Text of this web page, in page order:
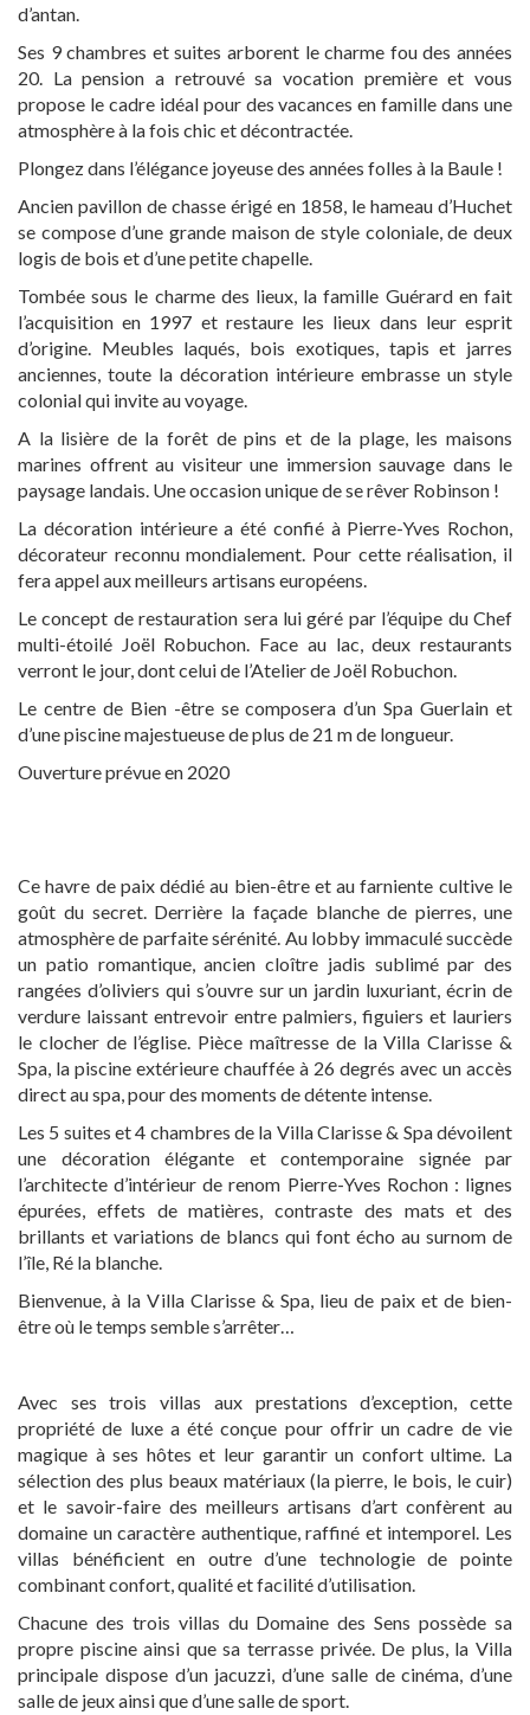
d’antan.
Ses 9 chambres et suites arborent le charme fou des années
20. La pension a retrouvé sa vocation première et vous
propose le cadre idéal pour des vacances en famille dans une
atmosphère à la fois chic et décontractée.
Plongez dans l’élégance joyeuse des années folles à la Baule !
Ancien pavillon de chasse érigé en 1858, le hameau d’Huchet
se compose d’une grande maison de style coloniale, de deux
logis de bois et d’une petite chapelle.
Tombée sous le charme des lieux, la famille Guérard en fait
l’acquisition en 1997 et restaure les lieux dans leur esprit
d’origine. Meubles laqués, bois exotiques, tapis et jarres
anciennes, toute la décoration intérieure embrasse un style
colonial qui invite au voyage.
A la lisière de la forêt de pins et de la plage, les maisons
marines offrent au visiteur une immersion sauvage dans le
paysage landais. Une occasion unique de se rêver Robinson !
La décoration intérieure a été confié à Pierre-Yves Rochon,
décorateur reconnu mondialement. Pour cette réalisation, il
fera appel aux meilleurs artisans européens.
Le concept de restauration sera lui géré par l’équipe du Chef
multi-étoilé Joël Robuchon. Face au lac, deux restaurants
verront le jour, dont celui de l’Atelier de Joël Robuchon.
Le centre de Bien -être se composera d’un Spa Guerlain et
d’une piscine majestueuse de plus de 21 m de longueur.
Ouverture prévue en 2020
Ce havre de paix dédié au bien-être et au farniente cultive le
goût du secret. Derrière la façade blanche de pierres, une
atmosphère de parfaite sérénité. Au lobby immaculé succède
un patio romantique, ancien cloître jadis sublimé par des
rangées d’oliviers qui s’ouvre sur un jardin luxuriant, écrin de
verdure laissant entrevoir entre palmiers, figuiers et lauriers
le clocher de l’église. Pièce maîtresse de la Villa Clarisse &
Spa, la piscine extérieure chauffée à 26 degrés avec un accès
direct au spa, pour des moments de détente intense.
Les 5 suites et 4 chambres de la Villa Clarisse & Spa dévoilent
une décoration élégante et contemporaine signée par
l’architecte d’intérieur de renom Pierre-Yves Rochon : lignes
épurées, effets de matières, contraste des mats et des
brillants et variations de blancs qui font écho au surnom de
l’île, Ré la blanche.
Bienvenue, à la Villa Clarisse & Spa, lieu de paix et de bien-
être où le temps semble s’arrêter…
Avec ses trois villas aux prestations d’exception, cette
propriété de luxe a été conçue pour offrir un cadre de vie
magique à ses hôtes et leur garantir un confort ultime. La
sélection des plus beaux matériaux (la pierre, le bois, le cuir)
et le savoir-faire des meilleurs artisans d’art confèrent au
domaine un caractère authentique, raffiné et intemporel. Les
villas bénéficient en outre d’une technologie de pointe
combinant confort, qualité et facilité d’utilisation.
Chacune des trois villas du Domaine des Sens possède sa
propre piscine ainsi que sa terrasse privée. De plus, la Villa
principale dispose d’un jacuzzi, d’une salle de cinéma, d’une
salle de jeux ainsi que d’une salle de sport.